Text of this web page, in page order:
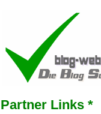
Partner Links *